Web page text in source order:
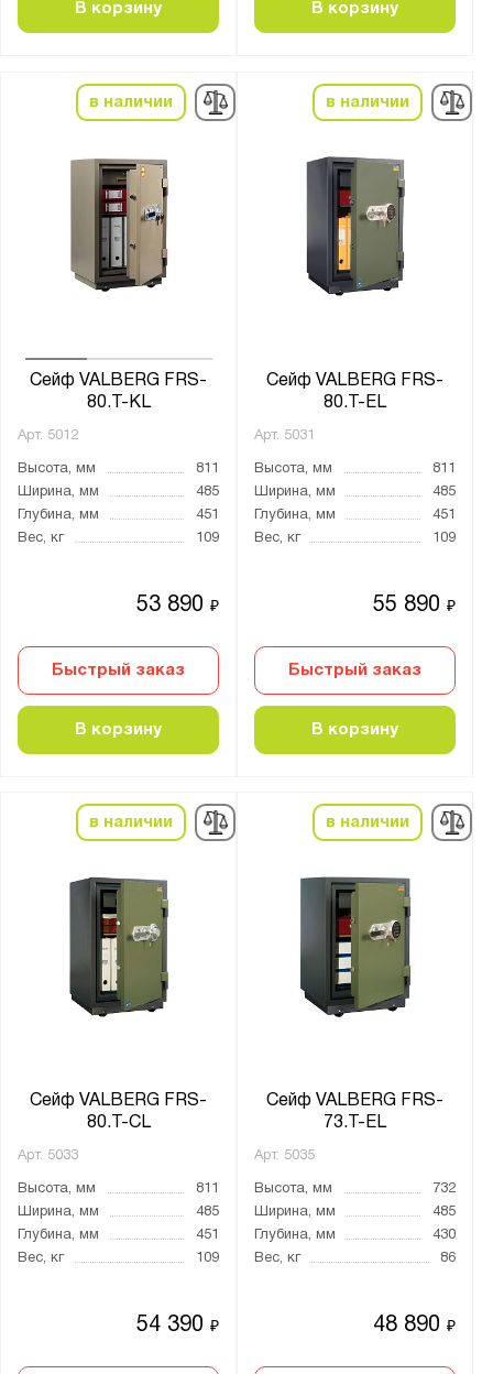
В корзину В корзину
в наличии
Сейф VALBERG FRS-
80.T-KL
Арт. 5012
Высота, мм
811
Ширина, мм
485
Глубина, мм
451
Вес, кг
109
53 890₽
Быстрый заказ
В корзину
в наличии
Сейф VALBERG FRS-
80.T-EL
Арт. 5031
Высота, мм
811
Ширина, мм
485
Глубина, мм
451
Вес, кг
109
55 890₽
Быстрый заказ
В корзину
в наличии
Сейф VALBERG FRS-
80.T-CL
Арт. 5033
Высота, мм
811
Ширина, мм
485
Глубина, мм
451
Вес, кг
109
54 390₽
в наличии
Сейф VALBERG FRS-
73.T-EL
Арт. 5035
Высота, мм
732
Ширина, мм
485
Глубина, мм
430
Вес, кг
86
48 890₽